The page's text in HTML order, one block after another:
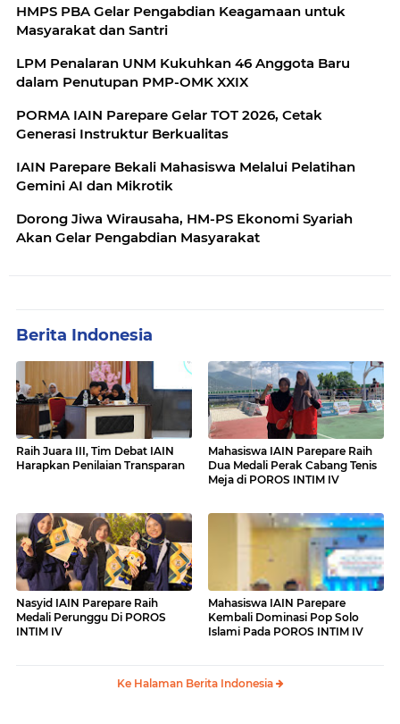
HMPS PBA Gelar Pengabdian Keagamaan untuk
Masyarakat dan Santri
LPM Penalaran UNM Kukuhkan 46 Anggota Baru
dalam Penutupan PMP-OMK XXIX
PORMA IAIN Parepare Gelar TOT 2026, Cetak
Generasi Instruktur Berkualitas
IAIN Parepare Bekali Mahasiswa Melalui Pelatihan
Gemini AI dan Mikrotik
Dorong Jiwa Wirausaha, HM-PS Ekonomi Syariah
Akan Gelar Pengabdian Masyarakat
Berita Indonesia
Raih Juara III, Tim Debat IAIN
Harapkan Penilaian Transparan
Mahasiswa IAIN Parepare Raih
Dua Medali Perak Cabang Tenis
Meja di POROS INTIM IV
Nasyid IAIN Parepare Raih
Medali Perunggu Di POROS
INTIM IV
Mahasiswa IAIN Parepare
Kembali Dominasi Pop Solo
Islami Pada POROS INTIM IV
Ke Halaman Berita Indonesia